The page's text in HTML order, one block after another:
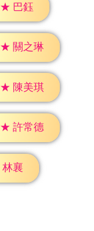
★ 巴鈺
★ 關之琳
★ 陳美琪
★ 許常德
林襄